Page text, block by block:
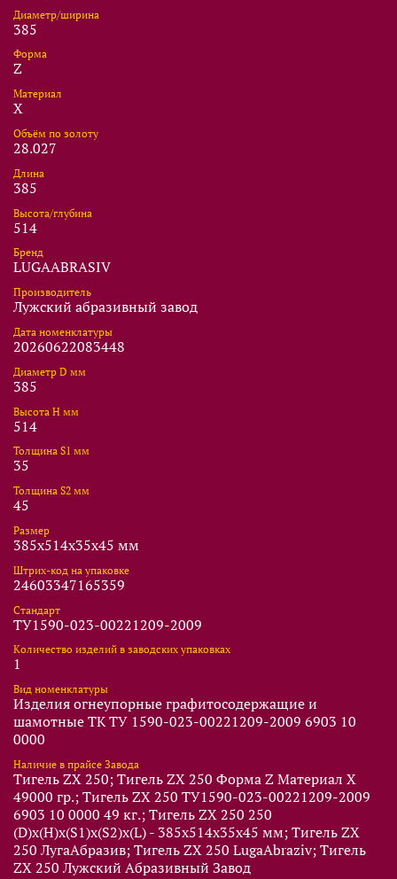
Диаметр/ширина
385
Форма
Z
Материал
X
Объём по золоту
28.027
Длина
385
Высота/глубина
514
Бренд
LUGAABRASIV
Производитель
Лужский абразивный завод
Дата номенклатуры
20260622083448
Диаметр D мм
385
Высота Н мм
514
Толщина S1 мм
35
Толщина S2 мм
45
Размер
385x514x35x45 мм
Штрих-код на упаковке
24603347165359
Стандарт
ТУ1590-023-00221209-2009
Количество изделий в заводских упаковках
1
Вид номенклатуры
Изделия огнеупорные графитосодержащие и
шамотные ТК ТУ 1590-023-00221209-2009 6903 10
0000
Наличие в прайсе Завода
Тигель ZX 250; Тигель ZX 250 Форма Z Материал X
49000 гр.; Тигель ZX 250 ТУ1590-023-00221209-2009
6903 10 0000 49 кг.; Тигель ZX 250 250
(D)x(Н)x(S1)x(S2)x(L) - 385x514x35x45 мм; Тигель ZX
250 ЛугаАбразив; Тигель ZX 250 LugaAbraziv; Тигель
ZX 250 Лужский Абразивный Завод